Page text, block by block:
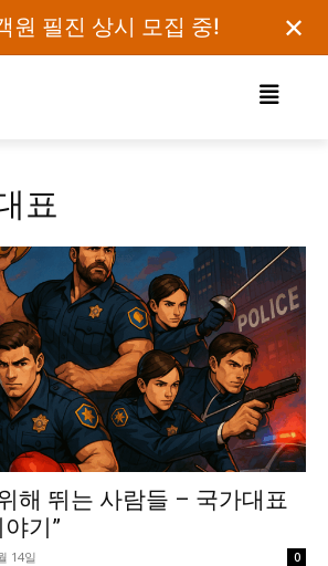
요.
일반
/정당
원 필진 상시 모집 중! ✕
표
해 뛰는 사람들 – 국가대표
기”
14일 0